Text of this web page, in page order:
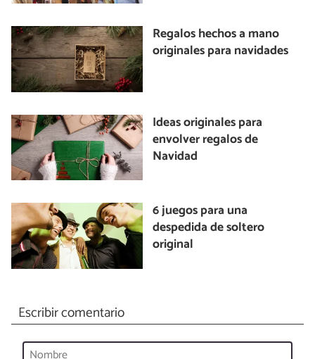
Regalos hechos a mano
originales para navidades
Ideas originales para
envolver regalos de
Navidad
6 juegos para una
despedida de soltero
original
Escribir comentario